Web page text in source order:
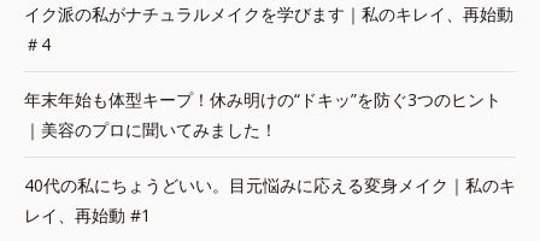
イク派の私がナチュラルメイクを学びます｜私のキレイ、再始動
＃4
年末年始も体型キープ！休み明けの“ドキッ”を防ぐ3つのヒント
｜美容のプロに聞いてみました！
40代の私にちょうどいい。目元悩みに応える変身メイク｜私のキ
レイ、再始動 #1